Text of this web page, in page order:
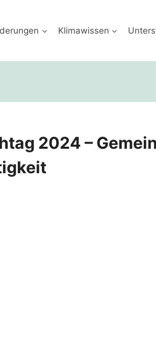
Klimawissen
2024 –